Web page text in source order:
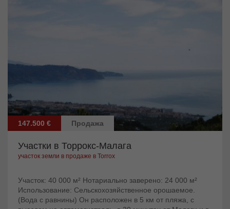
147.500 € Продажа
Участки в Торрокс-Малага
участок земли в продаже в Torrox
Участок: 40 000 м² Нотариально заверено: 24 000 м²
Использование: Сельскохозяйственное орошаемое.
(Вода с равнины) Он расположен в 5 км от пляжа, с